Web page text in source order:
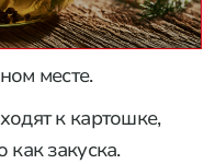
месте.
к картошке,
закуска.